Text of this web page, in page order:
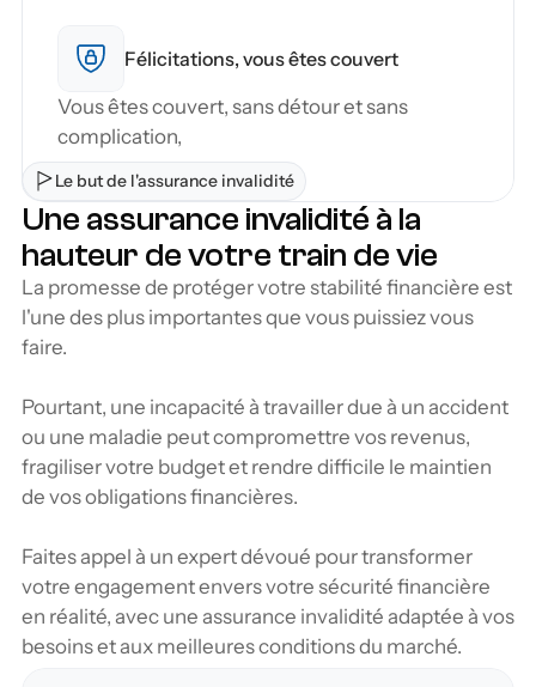
Le but de l'assurance invalidité
Une assurance invalidité à la
hauteur de votre train de vie
La promesse de protéger votre stabilité financière est
l'une des plus importantes que vous puissiez vous
faire.
Pourtant, une incapacité à travailler due à un accident
ou une maladie peut compromettre vos revenus,
fragiliser votre budget et rendre difficile le maintien
de vos obligations financières.
Faites appel à un expert dévoué pour transformer
votre engagement envers votre sécurité financière
en réalité, avec une assurance invalidité adaptée à vos
besoins et aux meilleures conditions du marché.
Félicitations, vous êtes couvert
Vous êtes couvert, sans détour et sans
complication,